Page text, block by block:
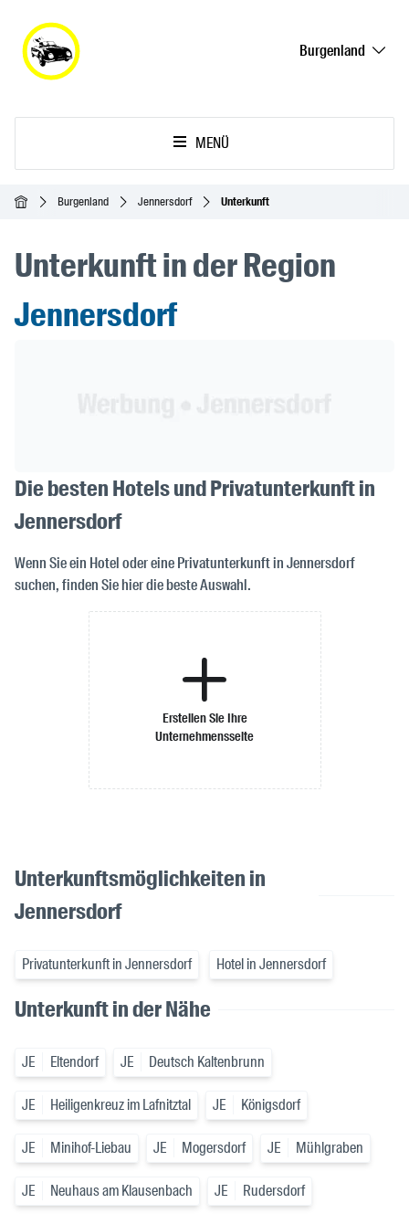
Burgenland
MENÜ
StartseiteBurgenland Jennersdorf Unterkunft
Unterkunft in der Region
Jennersdorf
Die besten Hotels und Privatunterkunft in
Jennersdorf
Wenn Sie ein Hotel oder eine Privatunterkunft in Jennersdorf
suchen, finden Sie hier die beste Auswahl.
Erstellen Sie Ihre
Unternehmensseite
Unterkunftsmöglichkeiten in
Jennersdorf
Privatunterkunft in Jennersdorf Hotel in Jennersdorf
Unterkunft in der Nähe
JE Eltendorf JE Deutsch Kaltenbrunn
JE Heiligenkreuz im Lafnitztal JE Königsdorf
JE Minihof-Liebau JE Mogersdorf JE Mühlgraben
JE Neuhaus am Klausenbach JE Rudersdorf